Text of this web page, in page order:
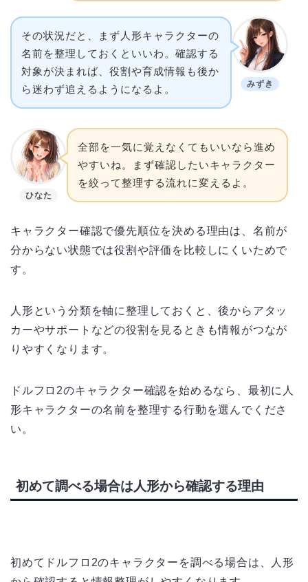
みずき
その状況だと、まず人形キャラクターの
名前を整理しておくといいわ。確認する
対象が決まれば、役割や育成情報も後か
ら迷わず追えるようになるよ。
ひなた
全部を一気に覚えなくてもいいなら進め
やすいね。まず確認したいキャラクター
を絞って整理する流れに変えるよ。
キャラクター確認で優先順位を決める理由は、名前が
分からない状態では役割や評価を比較しにくいためで
す。
人形という分類を軸に整理しておくと、後からアタッ
カーやサポートなどの役割を見るときも情報がつなが
りやすくなります。
ドルフロ2のキャラクター確認を始めるなら、最初に人
形キャラクターの名前を整理する行動を選んでくださ
い。
初めて調べる場合は人形から確認する理由
初めてドルフロ2のキャラクターを調べる場合は、人形